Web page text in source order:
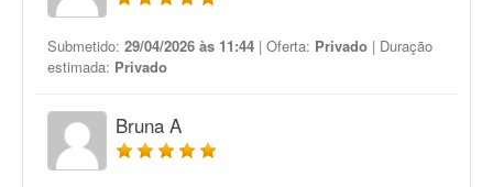
Submetido: 29/04/2026 às 11:44 | Oferta: Privado | Duração
estimada: Privado
Bruna A